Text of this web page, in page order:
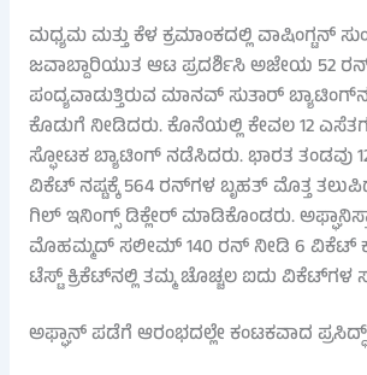
ಮಧ್ಯಮ ಮತ್ತು ಕೆಳ ಕ್ರಮಾಂಕದಲ್ಲಿ ವಾಷಿಂಗ್ಟನ್
ಜವಾಬ್ದಾರಿಯುತ ಆಟ ಪ್ರದರ್ಶಿಸಿ ಅಜೇಯ 52
ಪಂದ್ಯವಾಡುತ್ತಿರುವ ಮಾನವ್ ಸುತಾರ್
ಕೊಡುಗೆ ನೀಡಿದರು. ಕೊನೆಯಲ್ಲಿ ಕೇವಲ 12
ಸ್ಫೋಟಕ ಬ್ಯಾಟಿಂಗ್ ನಡೆಸಿದರು. ಭಾರತ ತಂಡವು
ವಿಕೆಟ್ ನಷ್ಟಕ್ಕೆ 564 ರನ್‌ಗಳ ಬೃಹತ್ ಮೊತ್ತ
ಗಿಲ್ ಇನಿಂಗ್ಸ್ ಡಿಕ್ಲೇರ್ ಮಾಡಿಕೊಂಡರು.
ಮೊಹಮ್ಮದ್ ಸಲೀಮ್ 140 ರನ್ ನೀಡಿ 6 ವಿಕೆಟ್
ಟೆಸ್ಟ್ ಕ್ರಿಕೆಟ್‌ನಲ್ಲಿ ತಮ್ಮ ಚೊಚ್ಚಲ ಐದು ವಿಕೆಟ್‌ಗಳ
ಅಫ್ಘಾನ್ ಪಡೆಗೆ ಆರಂಭದಲ್ಲೇ ಕಂಟಕವಾದ ಪ್ರಸಿದ್ಧ್